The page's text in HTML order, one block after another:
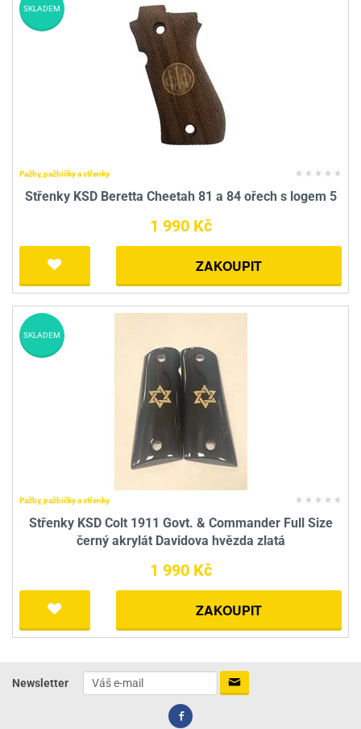
Pažby, pažbičky a střenky
Střenky KSD Beretta Cheetah 81 a 84 ořech s logem 5
1 990 Kč
ZAKOUPIT
SKLADEM
Pažby, pažbičky a střenky
Střenky KSD Colt 1911 Govt. & Commander Full Size
černý akrylát Davidova hvězda zlatá
1 990 Kč
ZAKOUPIT
SKLADEM
Newsletter